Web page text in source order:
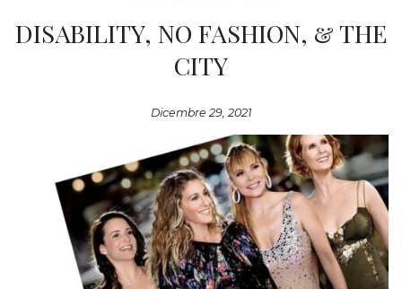
DISABILITY, NO FASHION, & THE
CITY
Dicembre 29, 2021